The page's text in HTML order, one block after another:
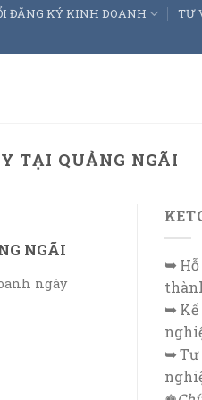
ĐĂNG KÝ KINH DOANH
TƯ
TẠI QUẢNG NGÃI
NGÃI
ngày
➥
➥
➥Tư